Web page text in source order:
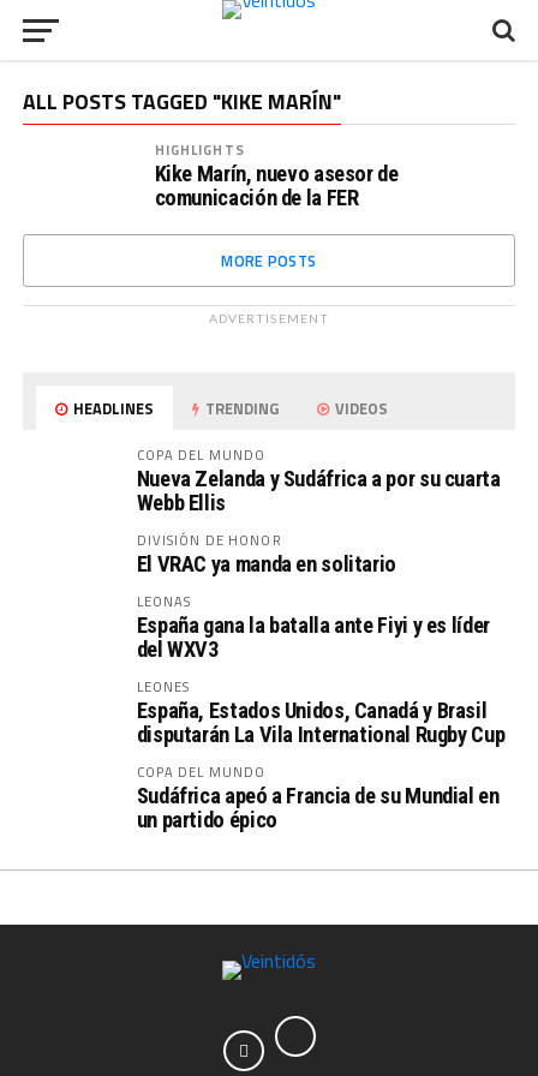
ALL POSTS TAGGED "KIKE MARÍN"
HIGHLIGHTS
Kike Marín, nuevo asesor de
comunicación de la FER
MORE POSTS
ADVERTISEMENT
HEADLINES TRENDING VIDEOS
COPA DEL MUNDO
Nueva Zelanda y Sudáfrica a por su cuarta
Webb Ellis
DIVISIÓN DE HONOR
El VRAC ya manda en solitario
LEONAS
España gana la batalla ante Fiyi y es líder
del WXV3
LEONES
España, Estados Unidos, Canadá y Brasil
disputarán La Vila International Rugby Cup
COPA DEL MUNDO
Sudáfrica apeó a Francia de su Mundial en
un partido épico